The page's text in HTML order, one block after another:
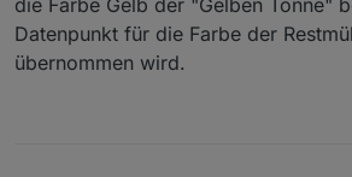
die Farbe Gelb der "Gelben Tonne"
Datenpunkt für die Farbe der
übernommen wird.